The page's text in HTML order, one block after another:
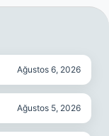
Ağustos 6, 2026
Ağustos 5, 2026